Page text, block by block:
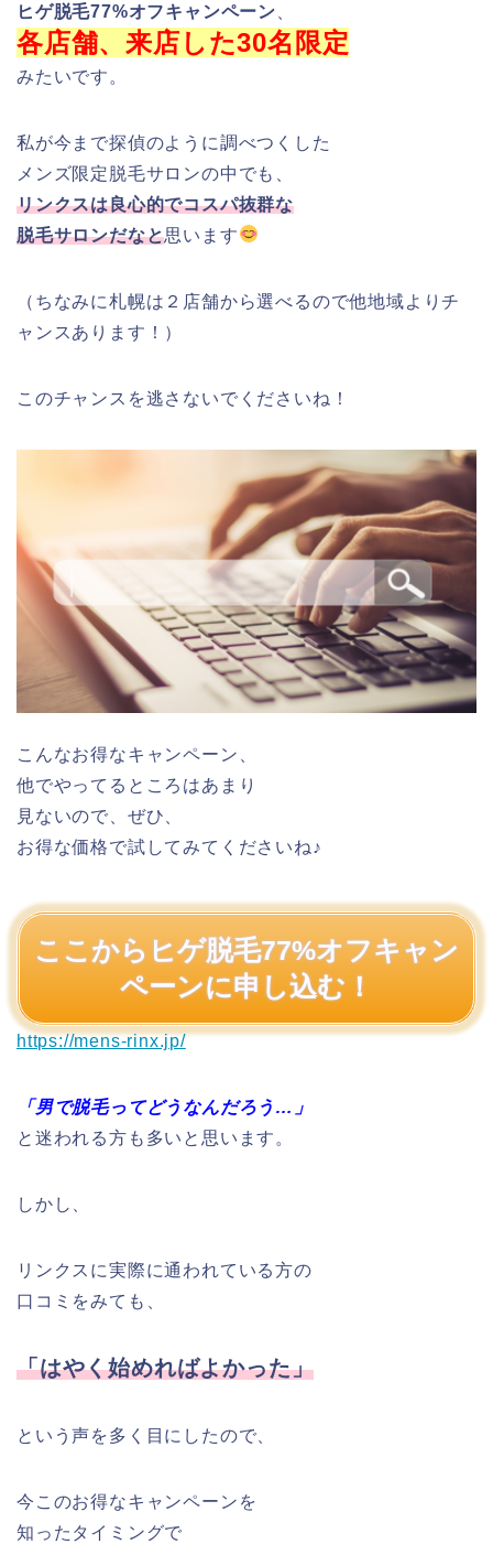
ヒゲ脱毛77%オフキャンペーン
各店舗、来店した30名限定
みたいです。
私が今まで探偵のように調べつくした
メンズ限定脱毛サロンの中でも、
リンクスは良心的でコスパ抜群な
脱毛サロンだなと思います
（ちなみに札幌は２店舗から選べるので他地域よりチ
ャンスあります！）
このチャンスを逃さないでくださいね！
こんなお得なキャンペーン、
他でやってるところはあまり
見ないので、ぜひ、
お得な価格で試してみてくださいね♪
ここからヒゲ脱毛77%オフキャン
ペーンに申し込む！
https://mens-rinx.jp/
「男で脱毛ってどうなんだろう…」
と迷われる方も多いと思います。
しかし、
リンクスに実際に通われている方の
口コミをみても、
「はやく始めればよかった」
という声を多く目にしたので、
今このお得なキャンペーンを
知ったタイミングで